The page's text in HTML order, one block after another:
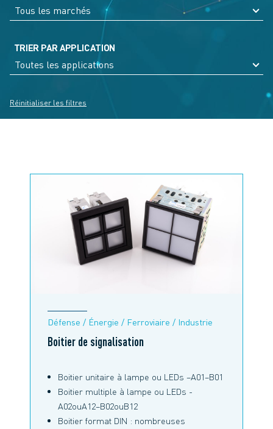
TRIER PAR APPLICATION
Réinitialiser les filtres
Défense / Énergie / Ferroviaire / Industrie
Boitier de signalisation
Boitier unitaire à lampe ou LEDs –A01–B01
Boitier multiple à lampe ou LEDs -
A02ouA12–B02ouB12
Boitier format DIN : nombreuses